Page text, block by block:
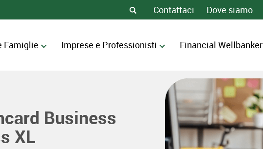
Contattaci Dove siamo
Famiglie Imprese e Professionisti Financial Wellbanker
Business
XL